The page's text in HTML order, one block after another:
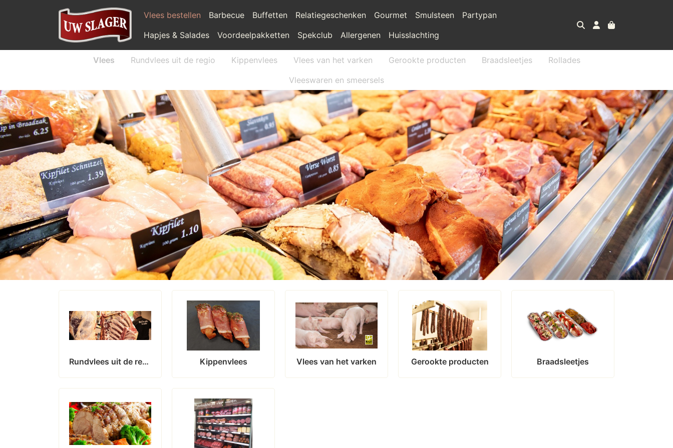
Vlees bestellen Barbecue Buffetten Relatiegeschenken Gourmet Smulsteen
Partypan
Hapjes & Salades
Voordeelpakketten Spekclub Allergenen Huisslachting
Vlees Rundvlees uit de regio Kippenvlees Vlees van het varken Gerookte producten Braadsleetjes
Rollades
Vleeswaren en smeersels
Rundvlees uit de regio Kippenvlees Vlees van het varken Gerookte producten Braadsleetjes